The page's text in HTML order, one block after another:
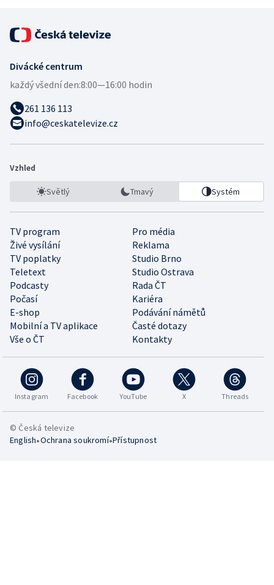
Divácké centrum
každý všední den:8:00—16:00 hodin
261 136 113
info@ceskatelevize.cz
Vzhled
Světlý Tmavý Systém
TV program
Pro média
Živé vysílání
Reklama
TV poplatky
Studio Brno
Teletext
Studio Ostrava
Podcasty
Rada ČT
Počasí
Kariéra
E-shop
Podávání námětů
Mobilní a TV aplikace
Časté dotazy
Vše o ČT
Kontakty
Instagram Facebook YouTube X Threads
© Česká televize
English•Ochrana soukromí•Přístupnost